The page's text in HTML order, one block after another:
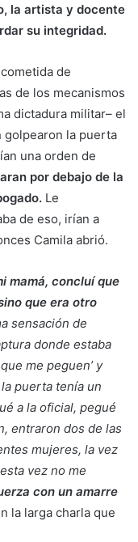
la artista y docente
su integridad.
de
de los mecanismos
dictadura militar– el
golpearon la puerta
una orden de
por debajo de la
Le
de eso, irían a
Camila abrió.
mamá, concluí que
que era otro
sensación de
donde estaba
me peguen’ y
puerta tenía un
a la oficial, pegué
entraron dos de las
mujeres, la vez
vez no me
con un amarre
la larga charla que